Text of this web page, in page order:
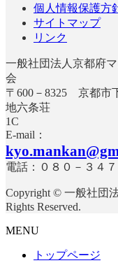
個人情報保護方
サイトマップ
リンク
一般社団法人京都府
〒600－8325 京都市
地六条荘
E-mail：
電話：０８０－３４
Copyright © 一般社団
Rights Reserved.
MENU
トップページ